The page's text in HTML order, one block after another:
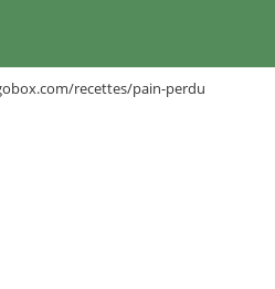
recettes/pain-perdu